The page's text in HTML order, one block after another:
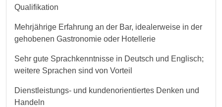
Qualifikation
Mehrjährige Erfahrung an der Bar, idealerweise in der
gehobenen Gastronomie oder Hotellerie
Sehr gute Sprachkenntnisse in Deutsch und Englisch;
weitere Sprachen sind von Vorteil
Dienstleistungs‑ und kundenorientiertes Denken und
Handeln